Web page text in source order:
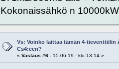
Kokonaissähkö n
Vs: Voinko laittaa tämän 4-tieventtiilin
Cs4:een?
« Vastaus #6 :15.06.19 - klo:13:14 »